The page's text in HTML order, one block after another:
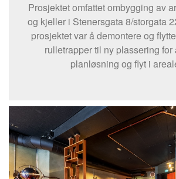
Prosjektet omfattet ombygging av
og kjeller i Stenersgata 8/storgata
prosjektet var å demontere og
rulletrapper til ny plassering for
planløsning og flyt i